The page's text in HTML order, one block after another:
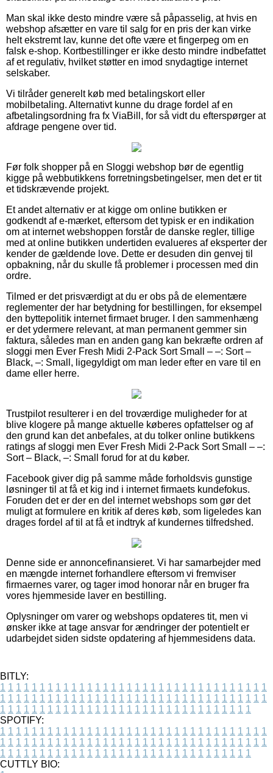
Man skal ikke desto mindre være så påpasselig, at hvis en
webshop afsætter en vare til salg for en pris der kan virke
helt ekstremt lav, kunne det ofte være et fingerpeg om en
falsk e-shop. Kortbestillinger er ikke desto mindre indbefattet
af et regulativ, hvilket støtter en imod snydagtige internet
selskaber.
Vi tilråder generelt køb med betalingskort eller
mobilbetaling. Alternativt kunne du drage fordel af en
afbetalingsordning fra fx ViaBill, for så vidt du efterspørger at
afdrage pengene over tid.
Før folk shopper på en Sloggi webshop bør de egentlig
kigge på webbutikkens forretningsbetingelser, men det er tit
et tidskrævende projekt.
Et andet alternativ er at kigge om online butikken er
godkendt af e-mærket, eftersom det typisk er en indikation
om at internet webshoppen forstår de danske regler, tillige
med at online butikken undertiden evalueres af eksperter der
kender de gældende love. Dette er desuden din genvej til
opbakning, når du skulle få problemer i processen med din
ordre.
Tilmed er det prisværdigt at du er obs på de elementære
reglementer der har betydning for bestillingen, for eksempel
den byttepolitik internet firmaet bruger. I den sammenhæng
er det ydermere relevant, at man permanent gemmer sin
faktura, således man en anden gang kan bekræfte ordren af
sloggi men Ever Fresh Midi 2-Pack Sort Small – –: Sort –
Black, –: Small, ligegyldigt om man leder efter en vare til en
dame eller herre.
Trustpilot resulterer i en del troværdige muligheder for at
blive klogere på mange aktuelle køberes opfattelser og af
den grund kan det anbefales, at du tolker online butikkens
ratings af sloggi men Ever Fresh Midi 2-Pack Sort Small – –:
Sort – Black, –: Small forud for at du køber.
Facebook giver dig på samme måde forholdsvis gunstige
løsninger til at få et kig ind i internet firmaets kundefokus.
Foruden det er der en del internet webshops som gør det
muligt at formulere en kritik af deres køb, som ligeledes kan
drages fordel af til at få et indtryk af kundernes tilfredshed.
Denne side er annoncefinansieret. Vi har samarbejder med
en mængde internet forhandlere eftersom vi fremviser
firmaernes varer, og tager imod honorar når en bruger fra
vores hjemmeside laver en bestilling.
Oplysninger om varer og webshops opdateres tit, men vi
ønsker ikke at tage ansvar for ændringer der potentielt er
udarbejdet siden sidste opdatering af hjemmesidens data.
BITLY:
1 1 1 1 1 1 1 1 1 1 1 1 1 1 1 1 1 1 1 1 1 1 1 1 1 1 1 1 1 1 1 1 1 1
1 1 1 1 1 1 1 1 1 1 1 1 1 1 1 1 1 1 1 1 1 1 1 1 1 1 1 1 1 1 1 1 1 1
1 1 1 1 1 1 1 1 1 1 1 1 1 1 1 1 1 1 1 1 1 1 1 1 1 1 1 1 1 1 1 1
SPOTIFY:
1 1 1 1 1 1 1 1 1 1 1 1 1 1 1 1 1 1 1 1 1 1 1 1 1 1 1 1 1 1 1 1 1 1
1 1 1 1 1 1 1 1 1 1 1 1 1 1 1 1 1 1 1 1 1 1 1 1 1 1 1 1 1 1 1 1 1 1
1 1 1 1 1 1 1 1 1 1 1 1 1 1 1 1 1 1 1 1 1 1 1 1 1 1 1 1 1 1 1 1
CUTTLY BIO: